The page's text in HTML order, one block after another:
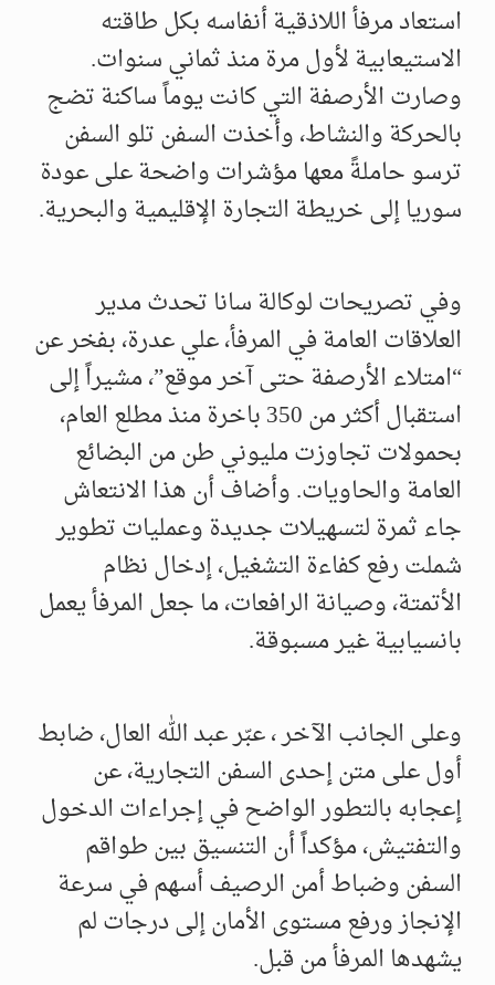
استعاد مرفأ اللاذقية أنفاسه بكل طاقته
الاستيعابية لأول مرة منذ ثماني سنوات.
وصارت الأرصفة التي كانت يوماً ساكنة تضج
بالحركة والنشاط، وأخذت السفن تلو السفن
ترسو حاملةً معها مؤشرات واضحة على عودة
سوريا إلى خريطة التجارة الإقليمية والبحرية.
وفي تصريحات لوكالة سانا تحدث مدير
العلاقات العامة في المرفأ، علي عدرة، بفخر عن
“امتلاء الأرصفة حتى آخر موقع”، مشيراً إلى
استقبال أكثر من 350 باخرة منذ مطلع العام،
بحمولات تجاوزت مليوني طن من البضائع
العامة والحاويات. وأضاف أن هذا الانتعاش
جاء ثمرة لتسهيلات جديدة وعمليات تطوير
شملت رفع كفاءة التشغيل، إدخال نظام
الأتمتة، وصيانة الرافعات، ما جعل المرفأ يعمل
بانسيابية غير مسبوقة.
وعلى الجانب الآخر ، عبّر عبد الله العال، ضابط
أول على متن إحدى السفن التجارية، عن
إعجابه بالتطور الواضح في إجراءات الدخول
والتفتيش، مؤكداً أن التنسيق بين طواقم
السفن وضباط أمن الرصيف أسهم في سرعة
الإنجاز ورفع مستوى الأمان إلى درجات لم
يشهدها المرفأ من قبل.